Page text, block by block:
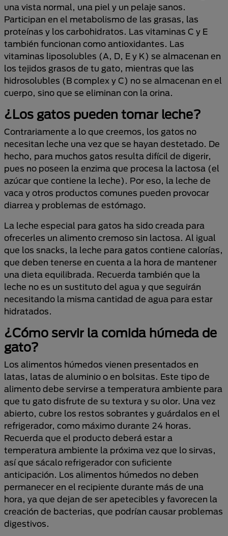
una vista normal, una piel y un pelaje sanos.
Participan en el metabolismo de las grasas, las
proteínas y los carbohidratos. Las vitaminas C y E
también funcionan como antioxidantes. Las
vitaminas liposolubles (A, D, E y K) se almacenan en
los tejidos grasos de tu gato, mientras que las
hidrosolubles (B complex y C) no se almacenan en el
cuerpo, sino que se eliminan con la orina.
¿Los gatos pueden tomar leche?
Contrariamente a lo que creemos, los gatos no
necesitan leche una vez que se hayan destetado. De
hecho, para muchos gatos resulta difícil de digerir,
pues no poseen la enzima que procesa la lactosa (el
azúcar que contiene la leche). Por eso, la leche de
vaca y otros productos comunes pueden provocar
diarrea y problemas de estómago.
La leche especial para gatos ha sido creada para
ofrecerles un alimento cremoso sin lactosa. Al igual
que los snacks, la leche para gatos contiene calorías,
que deben tenerse en cuenta a la hora de mantener
una dieta equilibrada. Recuerda también que la
leche no es un sustituto del agua y que seguirán
necesitando la misma cantidad de agua para estar
hidratados.
¿Cómo servir la comida húmeda de
gato?
Los alimentos húmedos vienen presentados en
latas, latas de aluminio o en bolsitas. Este tipo de
alimento debe servirse a temperatura ambiente para
que tu gato disfrute de su textura y su olor. Una vez
abierto, cubre los restos sobrantes y guárdalos en el
refrigerador, como máximo durante 24 horas.
Recuerda que el producto deberá estar a
temperatura ambiente la próxima vez que lo sirvas,
así que sácalo refrigerador con suficiente
anticipación. Los alimentos húmedos no deben
permanecer en el recipiente durante más de una
hora, ya que dejan de ser apetecibles y favorecen la
creación de bacterias, que podrían causar problemas
digestivos.